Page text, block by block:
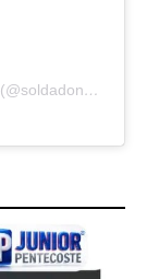
Um post compartilhado por Soldado Noelio (@soldadonoelio)